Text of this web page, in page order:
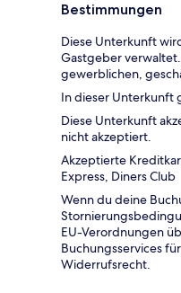
Bestimmungen
Diese Unterkunft
Gastgeber
gewerblichen,
In dieser Unterkunft
Diese Unterkunft
nicht akzeptiert.
Akzeptierte
Express, Diners Club
Wenn du deine
EU-Verordnungen
Buchungsservices
Widerrufsrecht.